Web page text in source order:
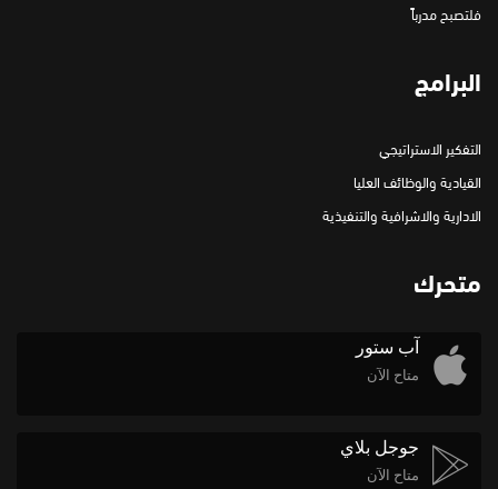
فلتصبح مدرباً
البرامج
التفكير الاستراتيجي
القيادية والوظائف العليا
الادارية والاشرافية والتنفيذية
متحرك
آب ستور
متاح الآن
جوجل بلاي
متاح الآن